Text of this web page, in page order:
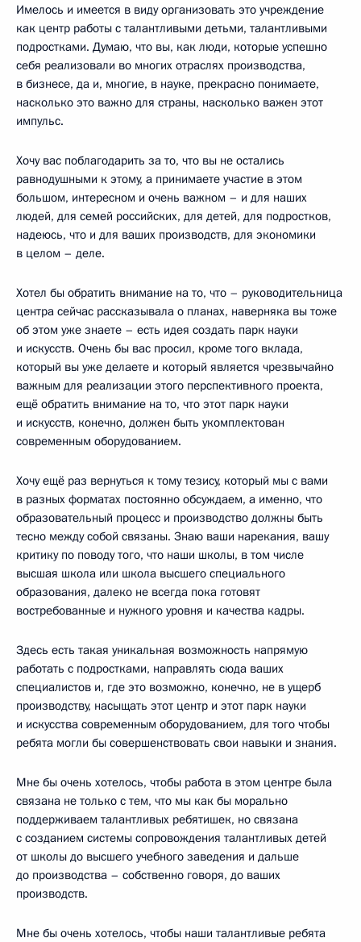
Имелось и имеется в виду организовать это учреждение
как центр работы с талантливыми детьми, талантливыми
подростками. Думаю, что вы, как люди, которые успешно
себя реализовали во многих отраслях производства,
в бизнесе, да и, многие, в науке, прекрасно понимаете,
насколько это важно для страны, насколько важен этот
импульс.
Хочу вас поблагодарить за то, что вы не остались
равнодушными к этому, а принимаете участие в этом
большом, интересном и очень важном – и для наших
людей, для семей российских, для детей, для подростков,
надеюсь, что и для ваших производств, для экономики
в целом – деле.
Хотел бы обратить внимание на то, что – руководительница
центра сейчас рассказывала о планах, наверняка вы тоже
об этом уже знаете – есть идея создать парк науки
и искусств. Очень бы вас просил, кроме того вклада,
который вы уже делаете и который является чрезвычайно
важным для реализации этого перспективного проекта,
ещё обратить внимание на то, что этот парк науки
и искусств, конечно, должен быть укомплектован
современным оборудованием.
Хочу ещё раз вернуться к тому тезису, который мы с вами
в разных форматах постоянно обсуждаем, а именно, что
образовательный процесс и производство должны быть
тесно между собой связаны. Знаю ваши нарекания, вашу
критику по поводу того, что наши школы, в том числе
высшая школа или школа высшего специального
образования, далеко не всегда пока готовят
востребованные и нужного уровня и качества кадры.
Здесь есть такая уникальная возможность напрямую
работать с подростками, направлять сюда ваших
специалистов и, где это возможно, конечно, не в ущерб
производству, насыщать этот центр и этот парк науки
и искусства современным оборудованием, для того чтобы
ребята могли бы совершенствовать свои навыки и знания.
Мне бы очень хотелось, чтобы работа в этом центре была
связана не только с тем, что мы как бы морально
поддерживаем талантливых ребятишек, но связана
с созданием системы сопровождения талантливых детей
от школы до высшего учебного заведения и дальше
до производства – собственно говоря, до ваших
производств.
Мне бы очень хотелось, чтобы наши талантливые ребята